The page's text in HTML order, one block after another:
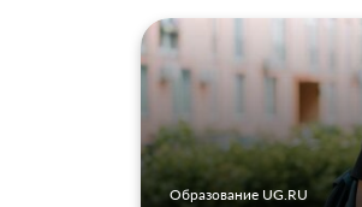
Образование UG.RU